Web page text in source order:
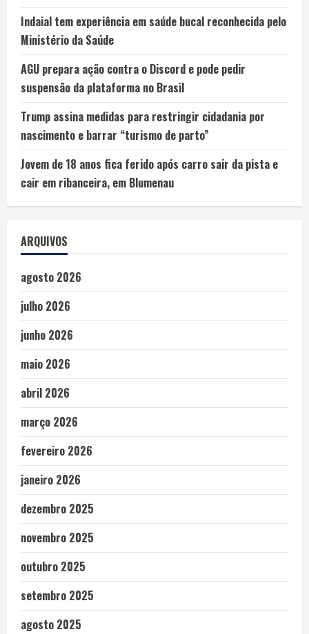
Indaial tem experiência em saúde bucal reconhecida pelo
Ministério da Saúde
AGU prepara ação contra o Discord e pode pedir
suspensão da plataforma no Brasil
Trump assina medidas para restringir cidadania por
nascimento e barrar “turismo de parto”
Jovem de 18 anos fica ferido após carro sair da pista e
cair em ribanceira, em Blumenau
ARQUIVOS
agosto 2026
julho 2026
junho 2026
maio 2026
abril 2026
março 2026
fevereiro 2026
janeiro 2026
dezembro 2025
novembro 2025
outubro 2025
setembro 2025
agosto 2025